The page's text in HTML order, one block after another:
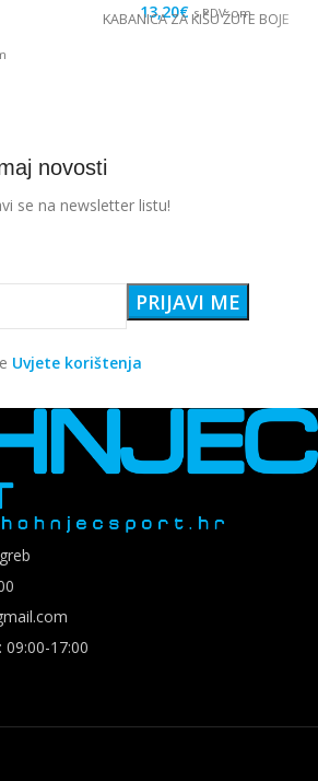
13,20€ s PDV-om
KABANICA ZA KIŠU ŽUTE BOJE
novosti
se na newsletter listu!
Uvjete korištenja
17:00